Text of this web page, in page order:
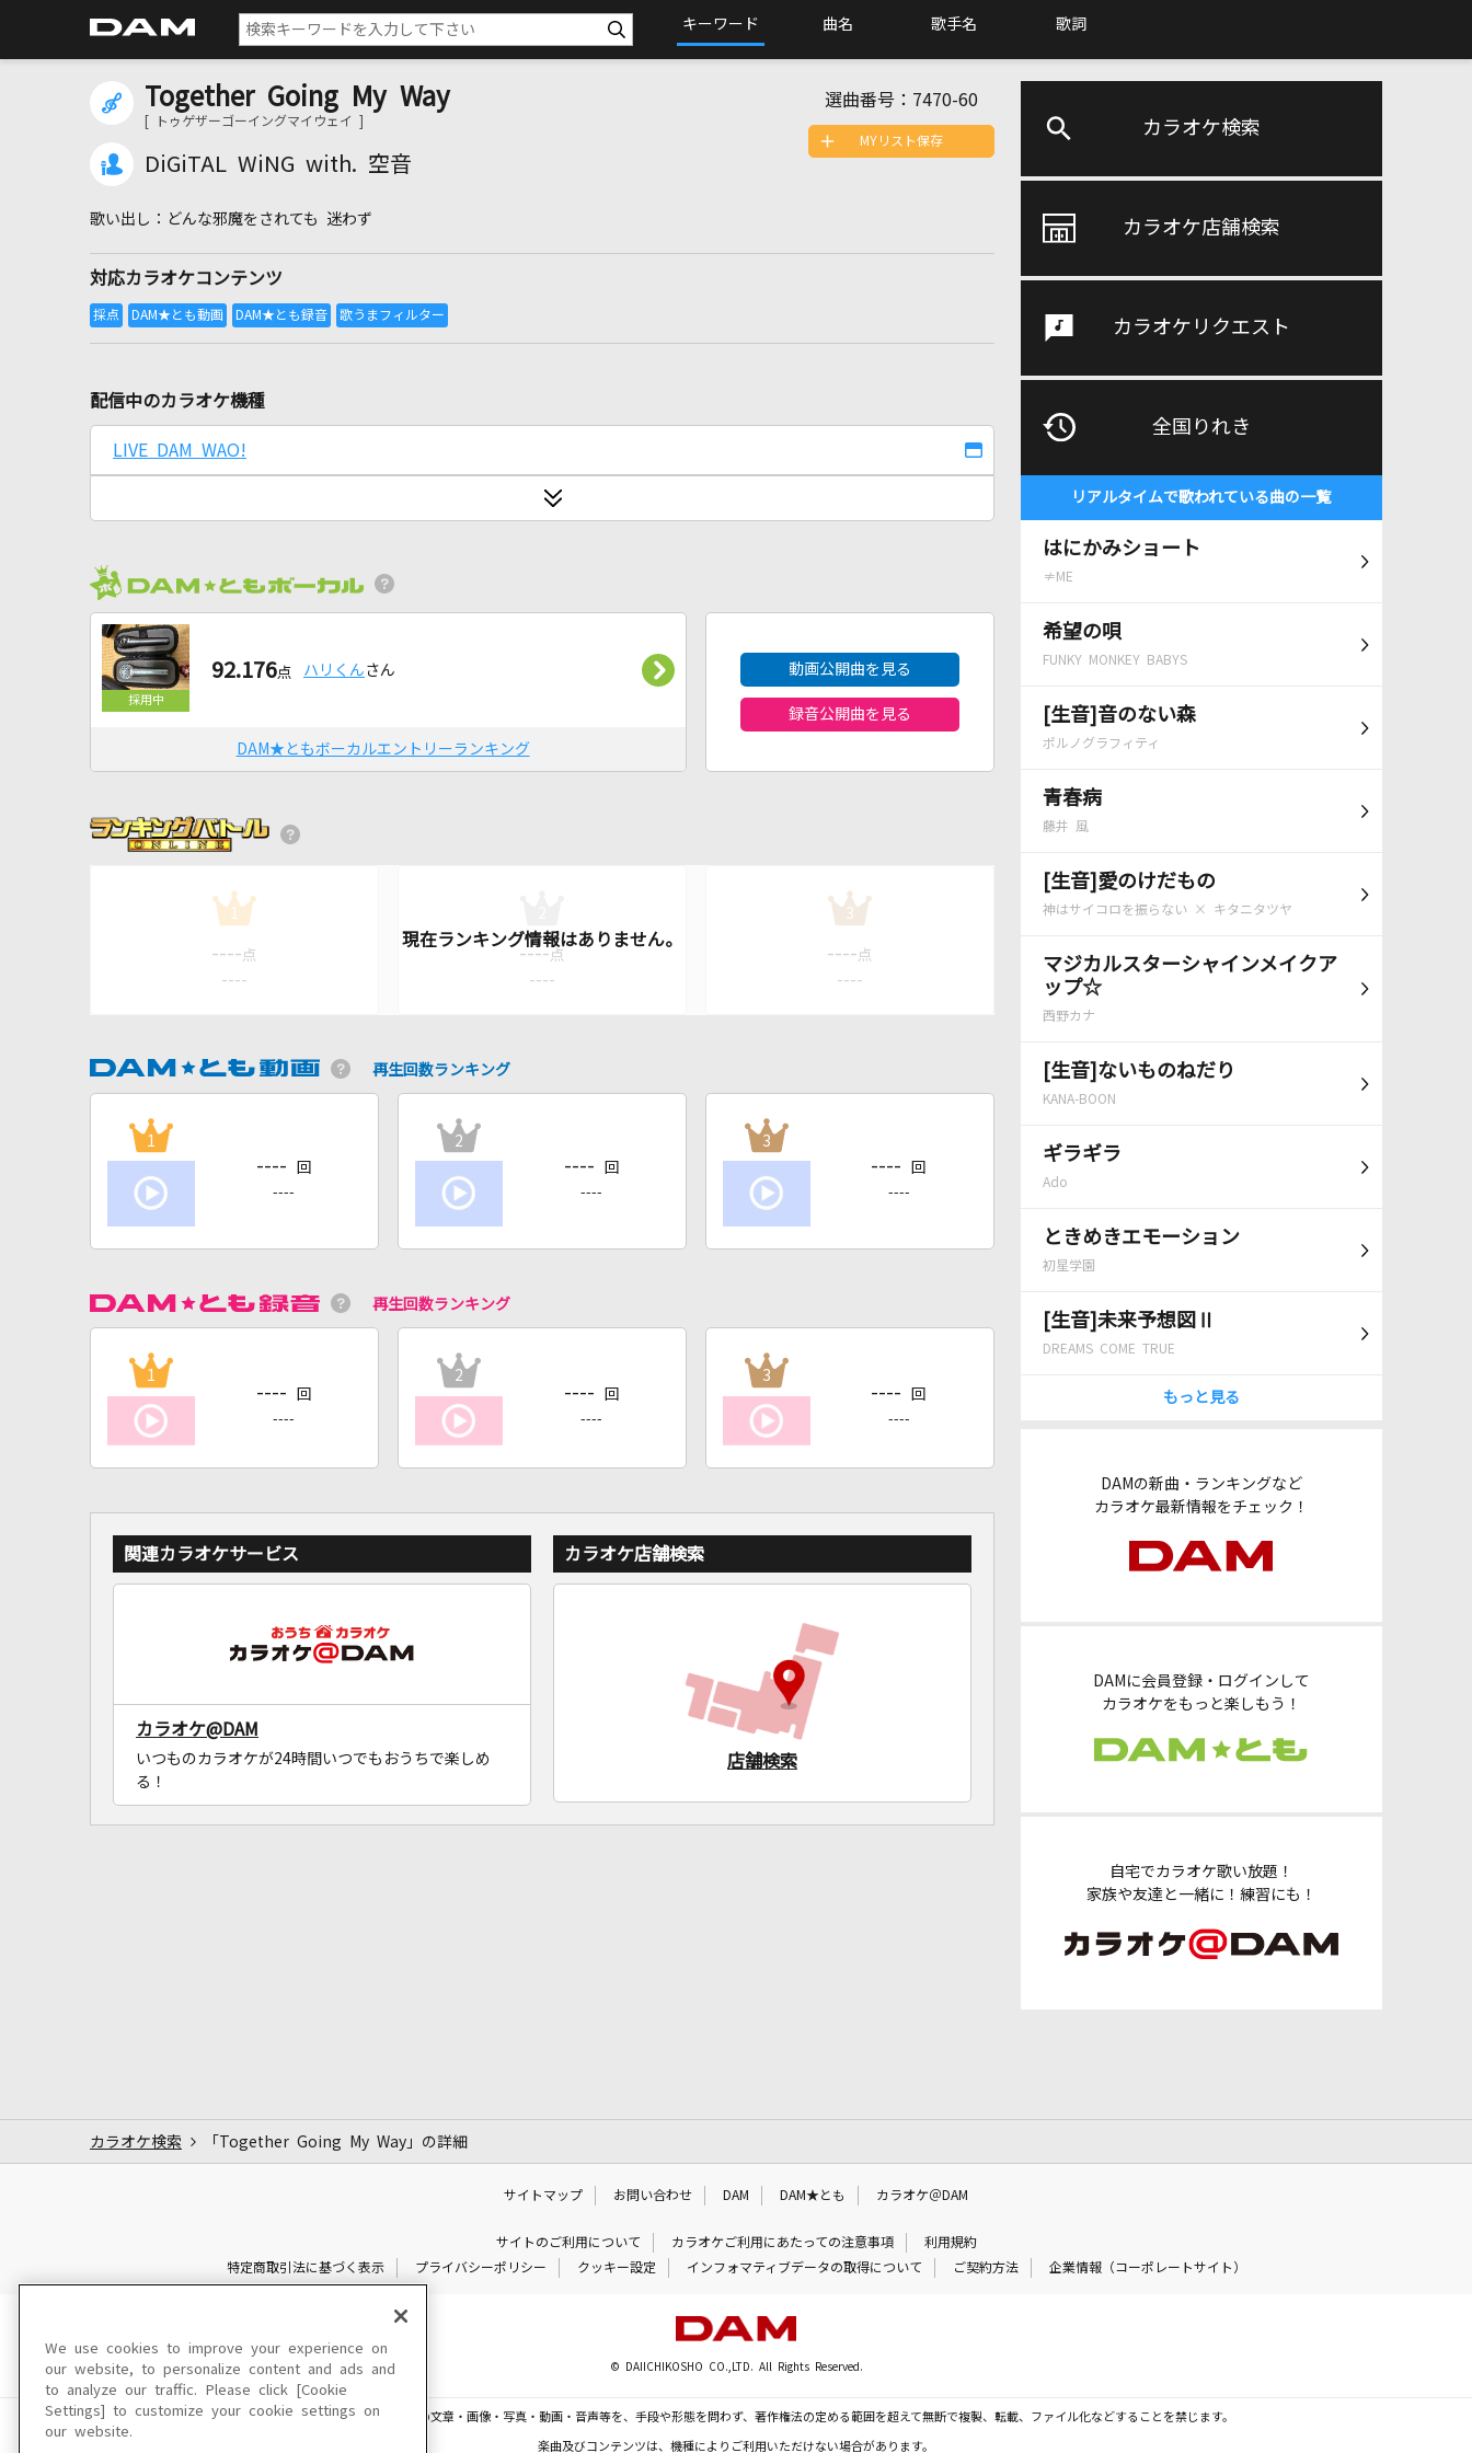
キーワード 曲名 歌手名 歌詞
カラオケ検索
カラオケ店舗検索
カラオケリクエスト
全国りれき
リアルタイムで歌われている曲の一覧
はにかみショート
≠ME
希望の唄
FUNKY MONKEY BABYS
[生音]音のない森
ポルノグラフィティ
青春病
藤井 風
[生音]愛のけだもの
神はサイコロを振らない × キタニタツヤ
マジカルスターシャインメイクア
ップ☆
西野カナ
[生音]ないものねだり
KANA-BOON
ギラギラ
Ado
ときめきエモーション
初星学園
[生音]未来予想図Ⅱ
DREAMS COME TRUE
もっと見る
DAMの新曲・ランキングなど
カラオケ最新情報をチェック！
DAMに会員登録・ログインして
カラオケをもっと楽しもう！
自宅でカラオケ歌い放題！
家族や友達と一緒に！練習にも！
Together Going My Way
[ トゥゲザーゴーイングマイウェイ ]
DiGiTAL WiNG with. 空音
選曲番号： 7470-60
どんな邪魔をされても 迷わず
対応カラオケコンテンツ
MYリスト保存
配信中のカラオケ機種
LIVE DAM WAO!
92.176点 ハリくん さん
DAM★ともボーカルエントリーランキング
動画公開曲を見る
録音公開曲を見る
1
---- 点
----
---- 点
----
3
---- 点
----
再生回数ランキング
1
---- 回
----
2
---- 回
----
3
---- 回
----
再生回数ランキング
1
---- 回
----
2
---- 回
----
3
---- 回
----
関連カラオケサービス
カラオケ@DAM
いつものカラオケが24時間いつでもおうちで楽しめ
る！
カラオケ店舗検索
店舗検索
カラオケ検索 「Together Going My Way」の詳細
サイトマップ お問い合わせ DAM DAM★とも カラオケ＠DAM
サイトのご利用について カラオケご利用にあたっての注意事項
利用規約
特定商取引法に基づく表示
プライバシーポリシー クッキー設定 インフォマティブデータの取得について ご契約方法 企業情報（コーポレートサイト）
© DAIICHIKOSHO CO.,LTD. All Rights Reserved.
このサイトに掲載されている一切の文章・画像・写真・動画・音声等を、手段や形態を問わず、著作権法の定める範囲を超えて無断で複製、転載、ファイル化などすることを禁じます。
楽曲及びコンテンツは、機種によりご利用いただけない場合があります。
We use cookies to improve your experience on
our website, to personalize content and ads and
to analyze our traffic. Please click [Cookie
Settings] to customize your cookie settings on
our website.